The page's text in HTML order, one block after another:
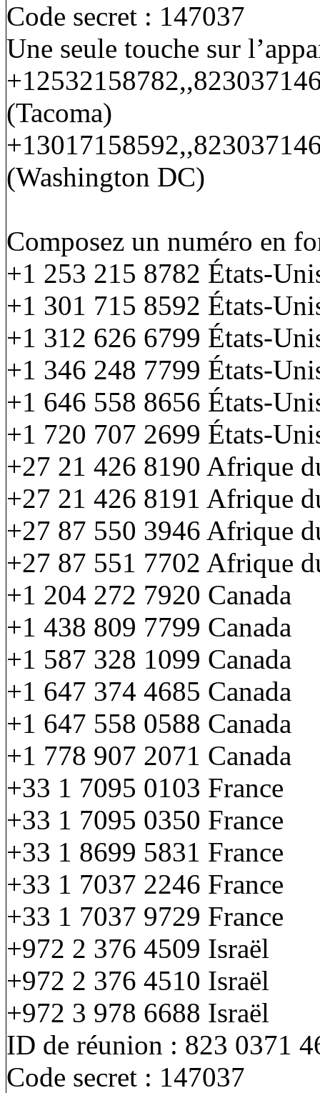
Code secret : 147037
Une seule touche sur
(Tacoma)
(Washington DC)
Composez un numéro en
+1 253 215 8782 États-
+1 301 715 8592 États-
+1 312 626 6799 États-
+1 346 248 7799 États-
+1 646 558 8656 États-
+1 720 707 2699 États-
+27 21 426 8190 Afrique
+27 21 426 8191 Afrique
+27 87 550 3946 Afrique
+27 87 551 7702 Afrique
+1 204 272 7920 Canada
+1 438 809 7799 Canada
+1 587 328 1099 Canada
+1 647 374 4685 Canada
+1 647 558 0588 Canada
+1 778 907 2071 Canada
+33 1 7095 0103 France
+33 1 7095 0350 France
+33 1 8699 5831 France
+33 1 7037 2246 France
+33 1 7037 9729 France
+972 2 376 4509 Israël
+972 2 376 4510 Israël
+972 3 978 6688 Israël
ID de réunion : 823 0371
Code secret : 147037